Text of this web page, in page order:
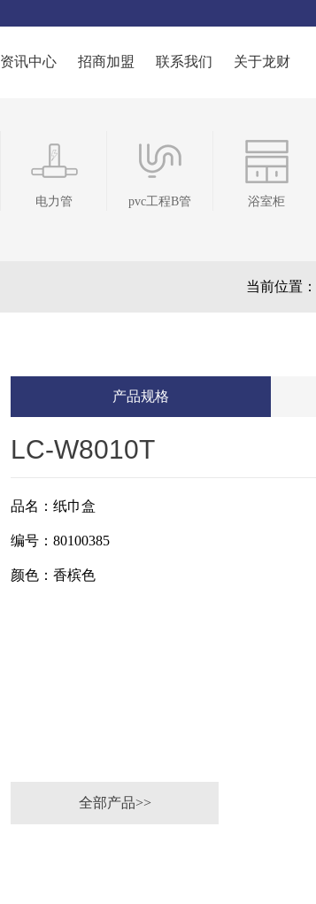
资讯中心 招商加盟 联系我们 关于龙财
pvc工程B管 浴室柜 台盆
当前位置：
产品规格
LC-W8010T
品名： 纸巾盒
编号： 80100385
颜色：香槟色
全部产品>>